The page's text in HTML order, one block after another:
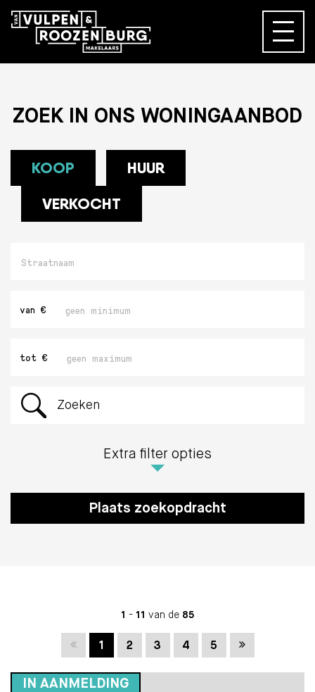
ZOEK IN ONS WONINGAANBOD
KOOP
HUUR
VERKOCHT
bedrag
van €
bedrag
tot €
Zoeken
Extra filter opties
Plaats zoekopdracht
1 - 11 van de 85
Vorige
1 2 3 4 5 Volgende
IN AANMELDING